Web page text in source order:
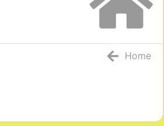
Home